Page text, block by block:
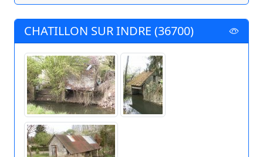
CHATILLON SUR INDRE (36700)